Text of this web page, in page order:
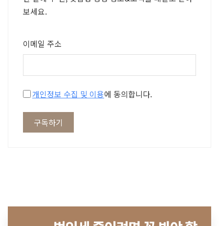
보세요.
이메일 주소
개인정보 수집 및 이용에 동의합니다.
구독하기